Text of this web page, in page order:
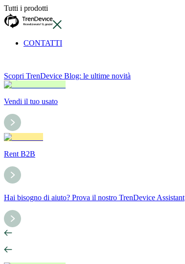
Tutti i prodotti
CONTATTI
Scopri TrenDevice Blog: le ultime novità
Vendi il tuo usato
Rent B2B
Hai bisogno di aiuto? Prova il nostro TrenDevice Assistant